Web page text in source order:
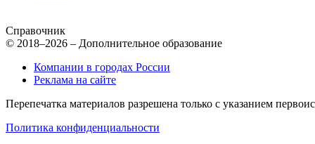
Справочник
© 2018–2026 – Дополнительное образование
Компании в городах России
Реклама на сайте
Перепечатка материалов разрешена только с указанием
Политика конфиденциальности